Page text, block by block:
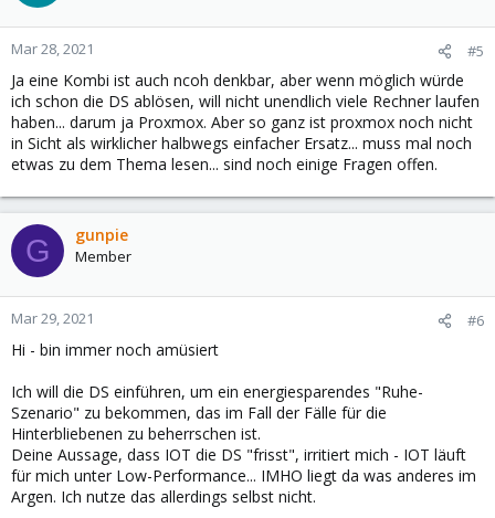
Mar 28, 2021 #5
Ja eine Kombi ist auch ncoh denkbar, aber wenn möglich würde
ich schon die DS ablösen, will nicht unendlich viele Rechner laufen
haben... darum ja Proxmox. Aber so ganz ist proxmox noch nicht
in Sicht als wirklicher halbwegs einfacher Ersatz... muss mal noch
etwas zu dem Thema lesen... sind noch einige Fragen offen.
G gunpie
Member
Mar 29, 2021 #6
Hi - bin immer noch amüsiert
Ich will die DS einführen, um ein energiesparendes "Ruhe-
Szenario" zu bekommen, das im Fall der Fälle für die
Hinterbliebenen zu beherrschen ist.
Deine Aussage, dass IOT die DS "frisst", irritiert mich - IOT läuft
für mich unter Low-Performance... IMHO liegt da was anderes im
Argen. Ich nutze das allerdings selbst nicht.